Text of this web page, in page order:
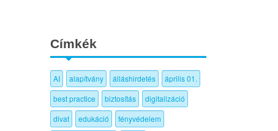
Címkék
AI alapítvány álláshirdetés
április 01.
best practice
biztosítás
digitalizáció
divat
edukáció
fényvédelem